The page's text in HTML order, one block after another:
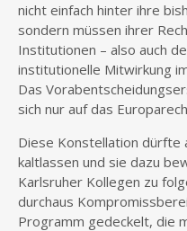
nicht einfach hinter ihre
sondern müssen ihrer
Institutionen – also auch
institutionelle Mitwirkung
Das
sich nur auf das
Diese Konstellation dürfte
kaltlassen und sie dazu
Karlsruher Kollegen zu
durchaus
Programm gedeckelt, die